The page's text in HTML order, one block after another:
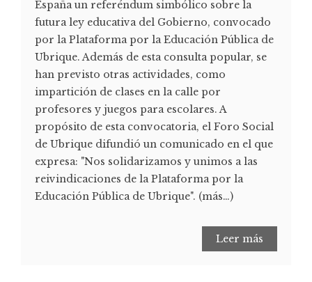
España un referéndum simbólico sobre la
futura ley educativa del Gobierno, convocado
por la Plataforma por la Educación Pública de
Ubrique. Además de esta consulta popular, se
han previsto otras actividades, como
impartición de clases en la calle por
profesores y juegos para escolares. A
propósito de esta convocatoria, el Foro Social
de Ubrique difundió un comunicado en el que
expresa: "Nos solidarizamos y unimos a las
reivindicaciones de la Plataforma por la
Educación Pública de Ubrique". (más…)
Leer más